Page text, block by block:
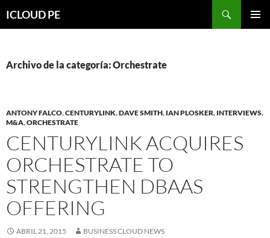
hacia
ICLOUD PE
Archivo de la categoría: Orchestrate
ANTONY FALCO,CENTURYLINK,DAVE SMITH, IAN PLOSKER, INTERVIEWS,
M&A,ORCHESTRATE
CENTURYLINK ACQUIRES
ORCHESTRATE TO
STRENGTHEN DBAAS
OFFERING
ABRIL 21, 2015 BUSINESS CLOUD NEWS